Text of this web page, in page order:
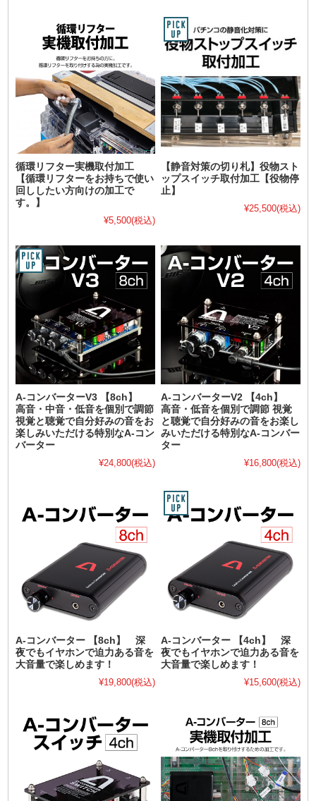
循環リフター実機取付加工
【循環リフターをお持ちで使い
回ししたい方向けの加工で
す。】
¥5,500(税込)
【静音対策の切り札】役物スト
ップスイッチ取付加工【役物停
止】
¥25,500(税込)
A-コンバーターV3 【8ch】
高音・中音・低音を個別で調節
視覚と聴覚で自分好みの音をお
楽しみいただける特別なA-コン
バーター
¥24,800(税込)
A-コンバーターV2 【4ch】
高音・低音を個別で調節 視覚
と聴覚で自分好みの音をお楽し
みいただける特別なA-コンバー
ター
¥16,800(税込)
A-コンバーター 【8ch】 深
夜でもイヤホンで迫力ある音を
大音量で楽しめます！
¥19,800(税込)
A-コンバーター 【4ch】 深
夜でもイヤホンで迫力ある音を
大音量で楽しめます！
¥15,600(税込)